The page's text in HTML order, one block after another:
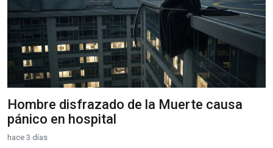
Hombre disfrazado de la Muerte causa
pánico en hospital
hace 3 días